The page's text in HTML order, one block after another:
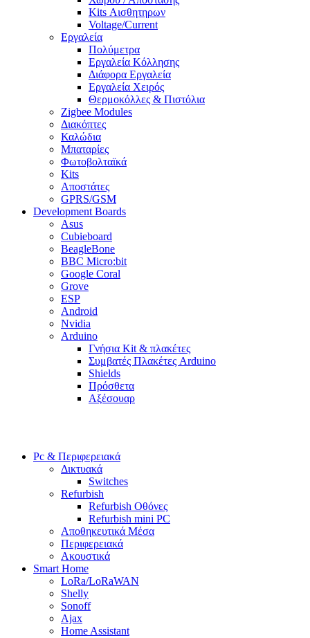
Kits Αισθητηρων
Voltage/Current
Εργαλεία
Πολύμετρα
Εργαλεία Κόλλησης
Διάφορα Εργαλεία
Εργαλεία Χειρός
Θερμοκόλλες & Πιστόλια
Zigbee Modules
Διακόπτες
Καλώδια
Μπαταρίες
Φωτοβολταϊκά
Kits
Αποστάτες
GPRS/GSM
Development Boards
Asus
Cubieboard
BeagleBone
BBC Micro:bit
Google Coral
Grove
ESP
Android
Nvidia
Arduino
Γνήσια Kit & πλακέτες
Συμβατές Πλακέτες Arduino
Shields
Πρόσθετα
Αξέσουαρ
Pc & Περιφερειακά
Δικτυακά
Switches
Refurbish
Refurbish Οθόνες
Refurbish mini PC
Αποθηκευτικά Μέσα
Περιφερειακά
Ακουστικά
Smart Home
LoRa/LoRaWAN
Shelly
Sonoff
Ajax
Home Assistant